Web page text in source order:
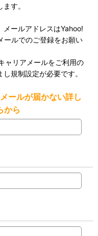
す。
メールアドレスはYahoo!
ールでのご登録をお願い
ャリアメールをご利用の
規制設定が必要です。
ールが届かない詳し
から